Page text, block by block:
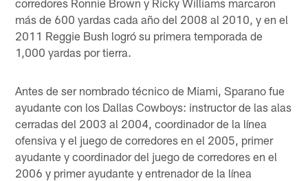
más de 600 yardas cada año del 2008 al 2010, y en el
2011 Reggie Bush logró su primera temporada de
1,000 yardas por tierra.
Antes de ser nombrado técnico de Miami, Sparano fue
ayudante con los Dallas Cowboys: instructor de las alas
cerradas del 2003 al 2004, coordinador de la línea
ofensiva y el juego de corredores en el 2005, primer
ayudante y coordinador del juego de corredores en el
2006 y primer ayudante y entrenador de la línea